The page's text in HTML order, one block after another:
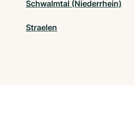
Schwalmtal (Niederrhein)
Straelen